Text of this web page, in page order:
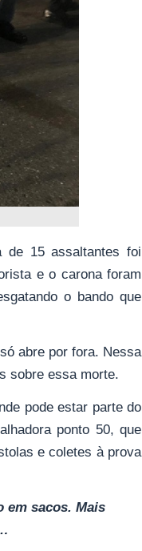
de 15 assaltantes foi
e o carona foram
o bando que
abre por fora. Nessa
sobre essa morte.
pode estar parte do
ponto 50, que
e coletes à prova
em sacos. Mais